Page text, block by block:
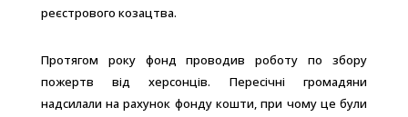
реєстрового козацтва.
Протягом року фонд проводив роботу по збору
пожертв від херсонців. Пересічні громадяни
надсилали на рахунок фонду кошти, при чому це були